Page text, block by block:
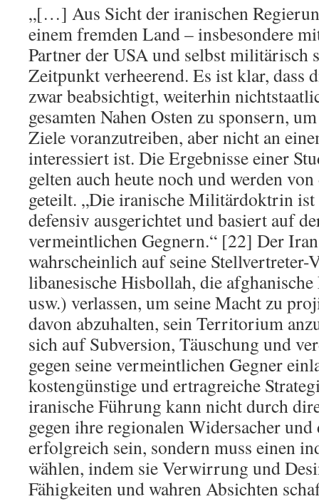
„[…] Aus Sicht der iranischen
einem fremden Land – insbesondere
Partner der USA und selbst militärisch
Zeitpunkt verheerend. Es ist klar, dass
zwar beabsichtigt, weiterhin
gesamten Nahen Osten zu sponsern,
Ziele voranzutreiben, aber nicht an
interessiert ist. Die Ergebnisse einer
gelten auch heute noch und werden
geteilt. „Die iranische Militärdoktrin
defensiv ausgerichtet und basiert auf
vermeintlichen Gegnern.“ [22] Der
wahrscheinlich auf seine Stellvertreter-
libanesische Hisbollah, die
usw.) verlassen, um seine Macht zu
davon abzuhalten, sein Territorium
sich auf Subversion, Täuschung und
gegen seine vermeintlichen Gegner
kostengünstige und ertragreiche
iranische Führung kann nicht durch
gegen ihre regionalen Widersacher
erfolgreich sein, sondern muss einen
wählen, indem sie Verwirrung und
Fähigkeiten und wahren Absichten